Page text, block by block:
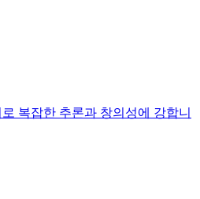
복잡한 추론과 창의성에 강합니